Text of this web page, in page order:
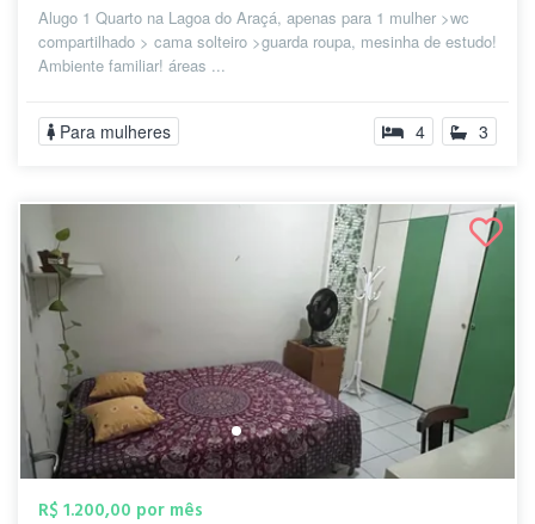
Alugo 1 Quarto na Lagoa do Araçá, apenas para 1 mulher >wc
compartilhado > cama solteiro >guarda roupa, mesinha de estudo!
Ambiente familiar! áreas ...
Para mulheres 4 3
R$ 1.200,00 por mês